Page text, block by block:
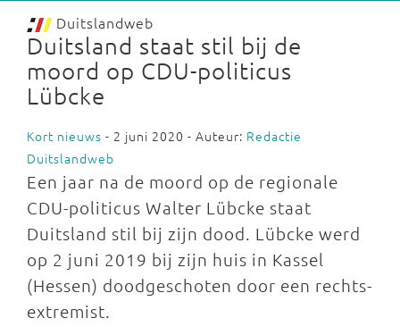
Duitslandweb
Duitsland staat stil bij de
moord op CDU-politicus
Lübcke
Kort nieuws - 2 juni 2020 - Auteur: Redactie
Duitslandweb
Een jaar na de moord op de regionale
CDU-politicus Walter Lübcke staat
Duitsland stil bij zijn dood. Lübcke werd
op 2 juni 2019 bij zijn huis in Kassel
(Hessen) doodgeschoten door een rechts-
extremist.